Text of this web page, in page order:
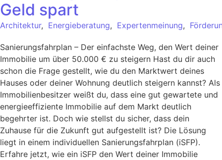
Geld spart
Architektur, Energieberatung, Expertenmeinung,
Sanierungsfahrplan – Der einfachste Weg, den Wert deiner
Immobilie um über 50.000 € zu steigern Hast du dir auch
schon die Frage gestellt, wie du den Marktwert deines
Hauses oder deiner Wohnung deutlich steigern kannst? Als
Immobilienbesitzer weißt du, dass eine gut gewartete und
energieeffiziente Immobilie auf dem Markt deutlich
begehrter ist. Doch wie stellst du sicher, dass dein
Zuhause für die Zukunft gut aufgestellt ist? Die Lösung
liegt in einem individuellen Sanierungsfahrplan (iSFP).
Erfahre jetzt, wie ein iSFP den Wert deiner Immobilie